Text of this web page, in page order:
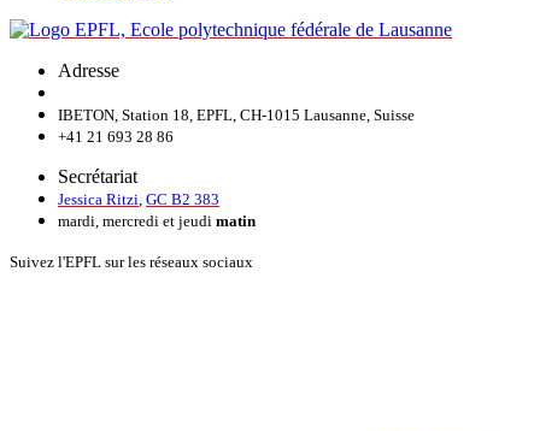
Adresse
IBETON, Station 18, EPFL, CH-1015 Lausanne, Suisse
+41 21 693 28 86
Secrétariat
Jessica Ritzi GC B2 383
mardi, mercredi et jeudi matin
Suivez l'EPFL sur les réseaux sociaux